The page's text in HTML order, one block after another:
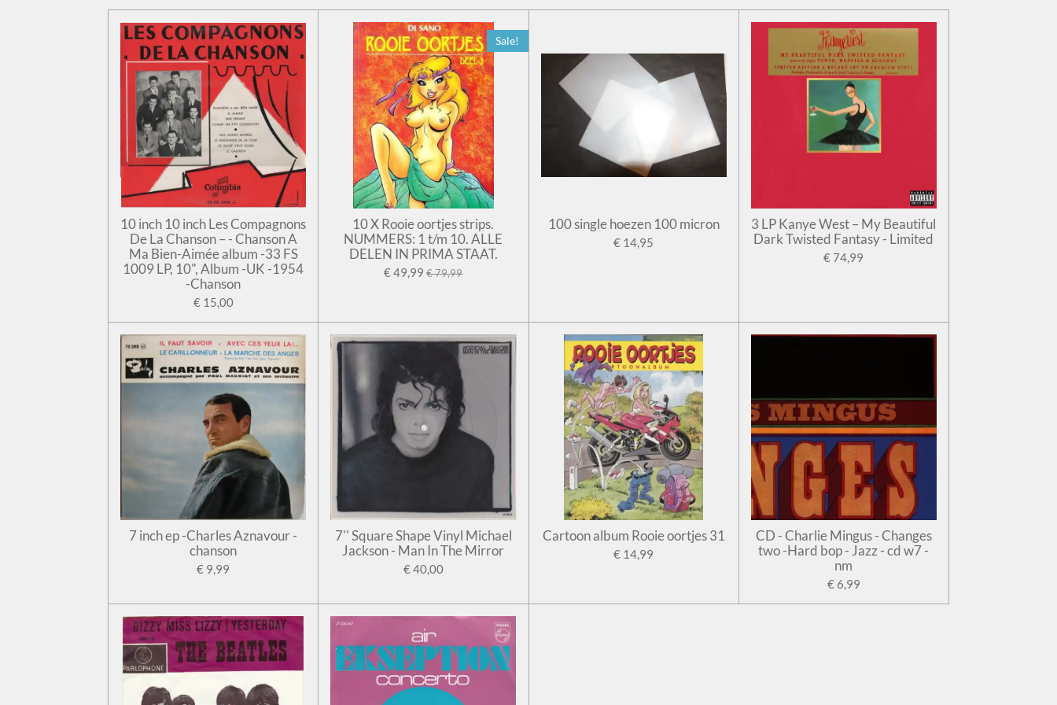
10 inch 10 inch Les Compagnons
De La Chanson – - Chanson A
Ma Bien-Aimée album -33 FS
1009 LP, 10", Album -UK -1954
-Chanson
€ 15,00
Sale!
10 X Rooie oortjes strips.
NUMMERS: 1 t/m 10. ALLE
DELEN IN PRIMA STAAT.
€ 49,99 € 79,99
100 single hoezen 100 micron
€ 14,95
3 LP Kanye West – My Beautiful
Dark Twisted Fantasy - Limited
€ 74,99
7 inch ep -Charles Aznavour -
chanson
€ 9,99
7'' Square Shape Vinyl Michael
Jackson - Man In The Mirror
€ 40,00
Cartoon album Rooie oortjes 31
€ 14,99
CD - Charlie Mingus - Changes
two -Hard bop - Jazz - cd w7 -
nm
€ 6,99